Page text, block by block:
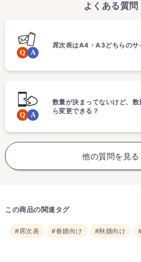
よくある質問
席次表はA4・A3どちらのサ
数量が決まってないけど、
ら変更できる？
他の質問を見る
この商品の関連タグ
#席次表 #春婚向け #秋婚向け